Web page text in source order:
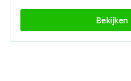
Bekijken